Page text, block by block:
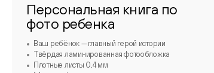
Персональная книга по
фото ребенка
Ваш ребёнок — главный герой истории
Твёрдая ламинированная фотообложка
Плотные листы 0,4 мм